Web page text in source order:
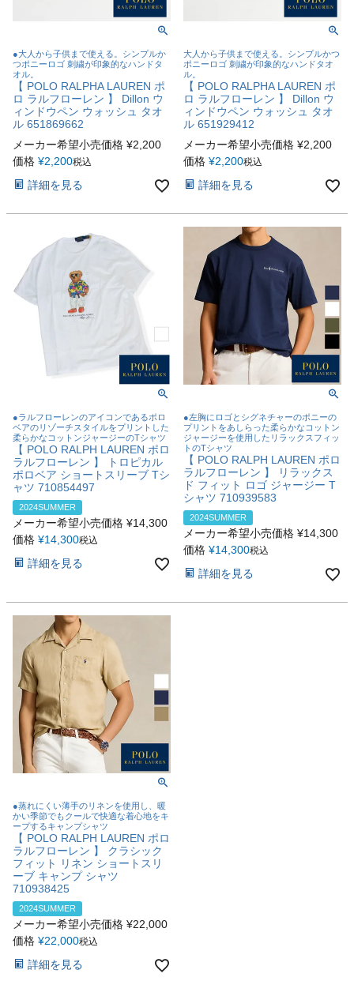
●大人から子供まで使える。シンプルか
つポニーロゴ 刺繍が印象的なハンドタ
オル。
【 POLO RALPHA LAUREN ポ
ロ ラルフローレン 】 Dillon ウ
ィンドウペン ウォッシュ タオ
ル 651869662
メーカー希望小売価格 ¥2,200
価格 ¥2,200税込
詳細を見る
大人から子供まで使える。シンプルかつ
ポニーロゴ 刺繍が印象的なハンドタオ
ル。
【 POLO RALPHA LAUREN ポ
ロ ラルフローレン 】 Dillon ウ
ィンドウペン ウォッシュ タオ
ル 651929412
メーカー希望小売価格 ¥2,200
価格 ¥2,200税込
詳細を見る
●ラルフローレンのアイコンであるポロ
ベアのリゾーチスタイルをプリントした
柔らかなコットンジャージーのTシャツ
【 POLO RALPH LAUREN ポロ
ラルフローレン 】 トロピカル
ポロベア ショートスリーブ Tシ
ャツ 710854497
2024SUMMER
メーカー希望小売価格 ¥14,300
価格 ¥14,300税込
詳細を見る
●左胸にロゴとシグネチャーのポニーの
プリントをあしらった柔らかなコットン
ジャージーを使用したリラックスフィッ
トのTシャツ
【 POLO RALPH LAUREN ポロ
ラルフローレン 】 リラックス
ド フィット ロゴ ジャージー T
シャツ 710939583
2024SUMMER
メーカー希望小売価格 ¥14,300
価格 ¥14,300税込
詳細を見る
●蒸れにくい薄手のリネンを使用し、暖
かい季節でもクールで快適な着心地をキ
ープするキャンプシャツ
【 POLO RALPH LAUREN ポロ
ラルフローレン 】 クラシック
フィット リネン ショートスリ
ーブ キャンプ シャツ
710938425
2024SUMMER
メーカー希望小売価格 ¥22,000
価格 ¥22,000税込
詳細を見る